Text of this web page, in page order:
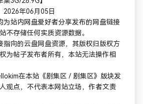
2026年06月05日
为站内网盘爱好者分享发布的网盘链接
不存储任何实质资源数据。
指向的云盘网盘资源，其版权归版权方
为帖子发布者所有，本站无法操作相
在本站《剧集区 / 剧集区》版块发
观点，不代表本网站立场，作者文责